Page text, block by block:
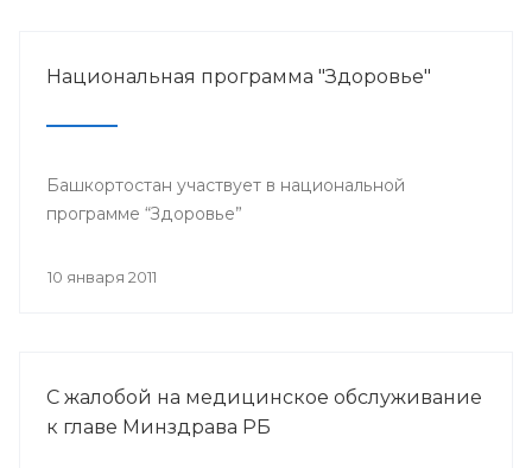
Национальная программа "Здоровье"
Башкортостан участвует в национальной
программе “Здоровье”
10 января 2011
С жалобой на медицинское обслуживание
к главе Минздрава РБ